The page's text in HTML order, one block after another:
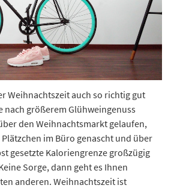
Weihnachtszeit auch so richtig gut
nach größerem Glühweingenuss
den Weihnachtsmarkt gelaufen,
im Büro genascht und über
gesetzte Kaloriengrenze großzügig
Sorge, dann geht es Ihnen
anderen. Weihnachtszeit ist